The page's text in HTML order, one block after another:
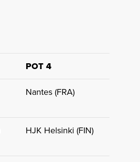
POT 4
Nantes (FRA)
HJK Helsinki (FIN)